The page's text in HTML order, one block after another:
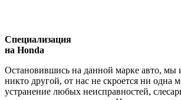
Специализация
на Honda
Остановившись на данной марке авто, мы
никто другой, от нас не скроется ни одна
устранение любых неисправностей,